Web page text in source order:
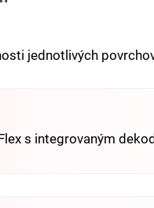
jednotlivých
s integrovaným